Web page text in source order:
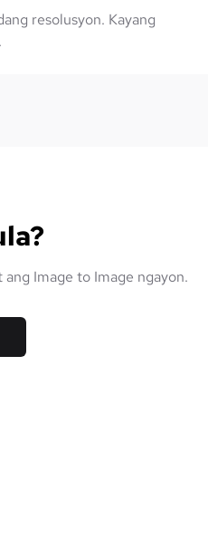
resolusyon. Kayang
Image to Image ngayon.